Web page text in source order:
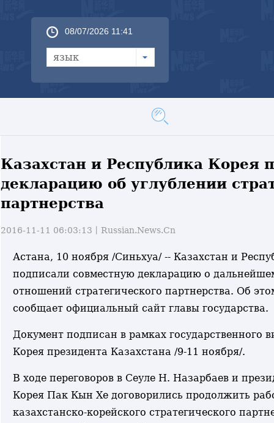
08/07/2026 11:41
язык
Казахстан и Республика Корея
декларацию об углублении
партнерства
2016-11-11 06:03:13丨 Russian.News.Cn
Астана, 10 ноября /Синьхуа/ -- Казахстан и
подписали совместную декларацию о
отношений стратегического партнерства. Об
сообщает официальный сайт главы государства.
Документ подписан в рамках государственного
Корея президента Казахстана /9-11 ноября/.
В ходе переговоров в Сеуле Н. Назарбаев и
Корея Пак Кын Хе договорились продолжить
казахстанско-корейского стратегического